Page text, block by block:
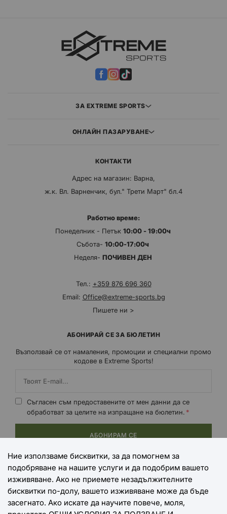
ЗА EXTREME SPORTS
ОНЛАЙН ПАЗАРУВАНЕ
КОНТАКТИ
Адрес на магазин: Варна,
ж.к. Вл. Варненчик, бул." Трети Март" бл.4
Работно време:
Понеделник - Петък 10:00 - 19:00ч
Събота- 10:00-17:00ч
Неделя- ПОЧИВЕН ДЕН
Тел.: +359 876 696 360
Email: Office@extreme-sports.bg
Пишете ни >
АБОНИРАЙ СЕ ЗА БЮЛЕТИН
Възползвай се от намаления, промоции и специални промо
кодове в Extreme Sports!
Съгласен съм предоставените от мен данни да се
обработват за целите на изпращане на бюлетин.
АБОНИРАМ СЕ
НАЧИНИ НА ПЛАЩАНЕ
Ние използваме бисквитки, за да помогнем за
подобряване на нашите услуги и да подобрим вашето
изживяване. Ако не приемете незадължителните
бисквитки по-долу, вашето изживяване може да бъде
засегнато. Ако искате да научите повече, моля,